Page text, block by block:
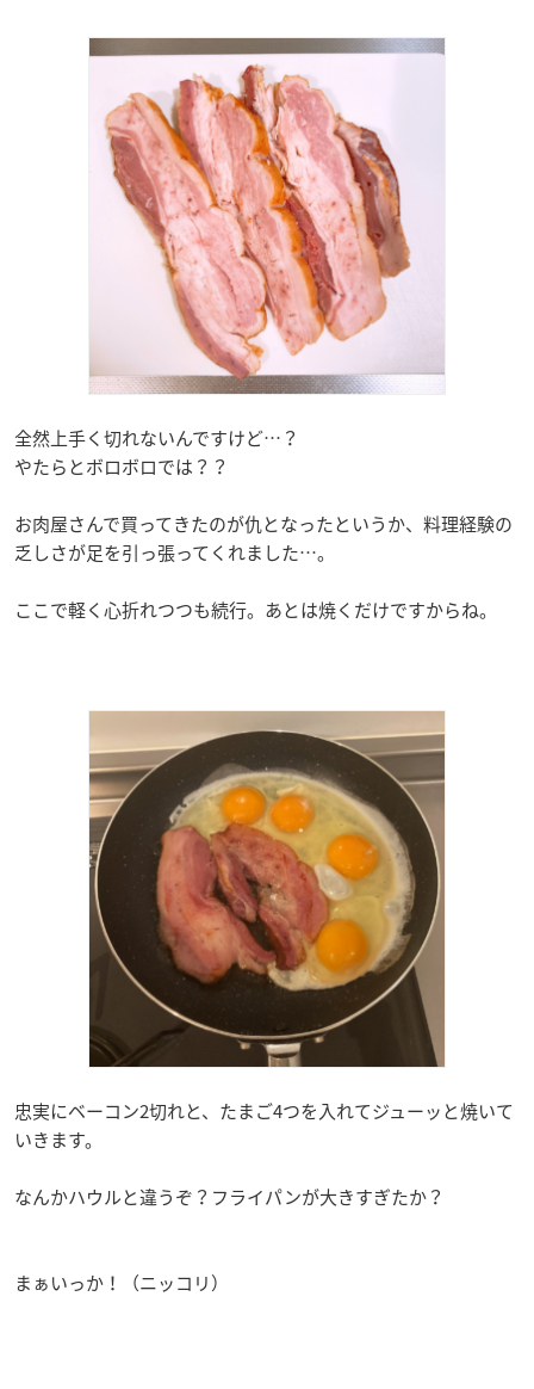
全然上手く切れないんですけど…？
やたらとボロボロでは？？
お肉屋さんで買ってきたのが仇となったというか、料理経験の
乏しさが足を引っ張ってくれました…。
ここで軽く心折れつつも続行。あとは焼くだけですからね。
忠実にベーコン2切れと、たまご4つを入れてジューッと焼いて
いきます。
なんかハウルと違うぞ？フライパンが大きすぎたか？
まぁいっか！（ニッコリ）